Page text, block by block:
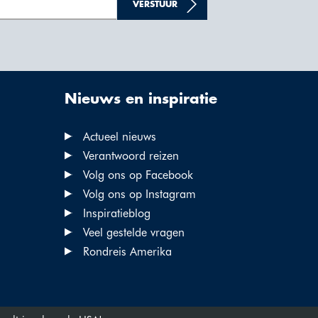
VERSTUUR
Nieuws en inspiratie
Actueel nieuws
Verantwoord reizen
Volg ons op Facebook
Volg ons op Instagram
Inspiratieblog
Veel gestelde vragen
Rondreis Amerika